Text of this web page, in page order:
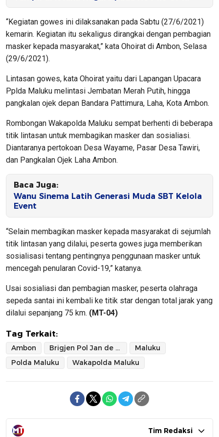
“Kegiatan gowes ini dilaksanakan pada Sabtu (27/6/2021)
kemarin. Kegiatan itu sekaligus dirangkai dengan pembagian
masker kepada masyarakat,” kata Ohoirat di Ambon, Selasa
(29/6/2021).
Lintasan gowes, kata Ohoirat yaitu dari Lapangan Upacara
Pplda Maluku melintasi Jembatan Merah Putih, hingga
pangkalan ojek depan Bandara Pattimura, Laha, Kota Ambon.
Rombongan Wakapolda Maluku sempat berhenti di beberapa
titik lintasan untuk membagikan masker dan sosialiasi.
Diantaranya pertokoan Desa Wayame, Pasar Desa Tawiri,
dan Pangkalan Ojek Laha Ambon.
Baca Juga:
Wanu Sinema Latih Generasi Muda SBT Kelola
Event
“Selain membagikan masker kepada masyarakat di sejumlah
titik lintasan yang dilalui, peserta gowes juga memberikan
sosialisasi tentang pentingnya penggunaan masker untuk
mencegah penularan Covid-19,” katanya.
Usai sosialiasi dan pembagian masker, peserta olahraga
sepeda santai ini kembali ke titik star dengan total jarak yang
dilalui sepanjang 75 km. (MT-04)
Tag Terkait:
Ambon Brigjen Pol Jan de Fretes
Maluku
Polda Maluku
Wakapolda Maluku
Tim Redaksi